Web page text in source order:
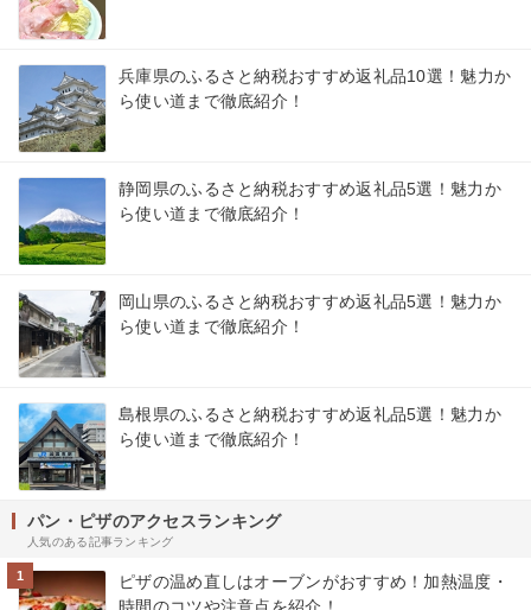
兵庫県のふるさと納税おすすめ返礼品10選！魅力か
ら使い道まで徹底紹介！
静岡県のふるさと納税おすすめ返礼品5選！魅力か
ら使い道まで徹底紹介！
岡山県のふるさと納税おすすめ返礼品5選！魅力か
ら使い道まで徹底紹介！
島根県のふるさと納税おすすめ返礼品5選！魅力か
ら使い道まで徹底紹介！
パン・ピザのアクセスランキング
人気のある記事ランキング
1
ピザの温め直しはオーブンがおすすめ！加熱温度・